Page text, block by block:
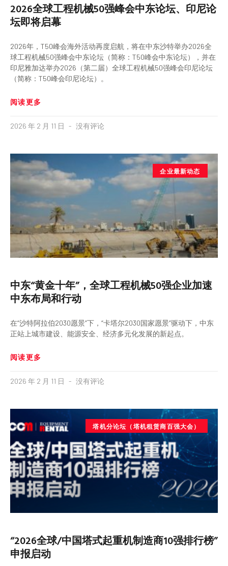
2026全球工程机械50强峰会中东论坛、印尼论
坛即将启幕
2026年，T50峰会海外活动再度启航，将在中东沙特举办2026全
球工程机械50强峰会中东论坛（简称：T50峰会中东论坛），并在
印尼雅加达举办2026（第二届）全球工程机械50强峰会印尼论坛
（简称：T50峰会印尼论坛）。
阅读更多
2026 年 2 月 11 日 没有评论
企业最新动态
中东“黄金十年”，全球工程机械50强企业加速
中东布局和行动
在“沙特阿拉伯2030愿景”下，“卡塔尔2030国家愿景”驱动下，中东
正站上城市建设、能源安全、经济多元化发展的新起点。
阅读更多
2026 年 2 月 11 日 没有评论
塔机分论坛（塔机租赁商百强大会）
“2026全球/中国塔式起重机制造商10强排行榜”
申报启动